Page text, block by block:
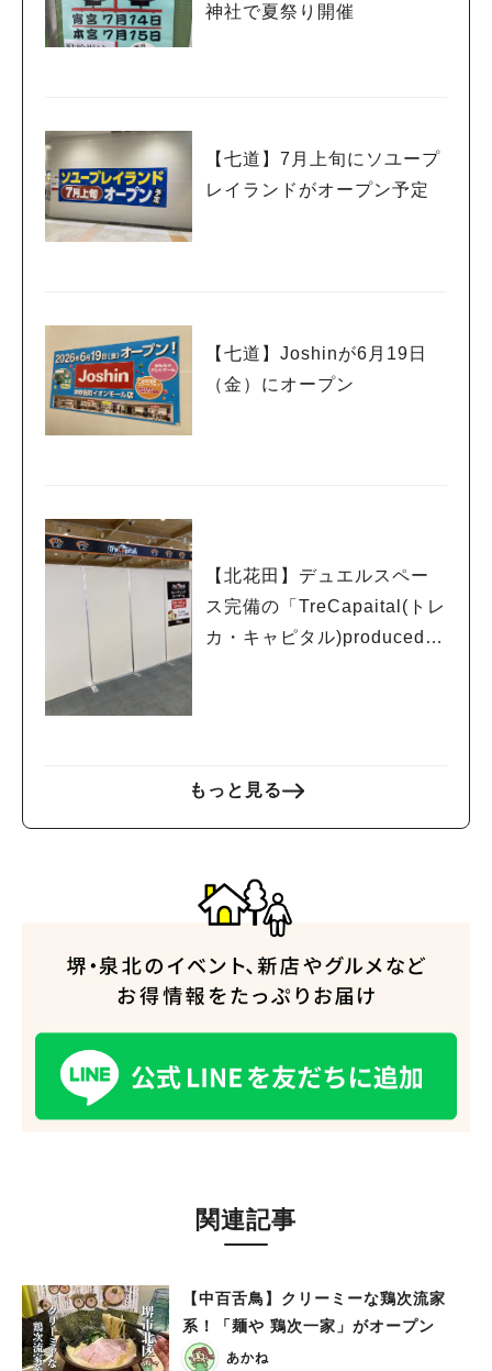
神社で夏祭り開催
【七道】7月上旬にソユープ
レイランドがオープン予定
【七道】Joshinが6月19日
（金）にオープン
【北花田】デュエルスペー
ス完備の「TreCapaital(トレ
カ・キャピタル)produced b
もっと見る
関連記事
【中百舌鳥】クリーミーな鶏次流家
系！「麺や 鶏次一家」がオープン
あかね